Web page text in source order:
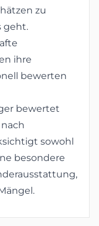
zu
geht.
ihre
bewerten
bewertet
sowohl
besondere